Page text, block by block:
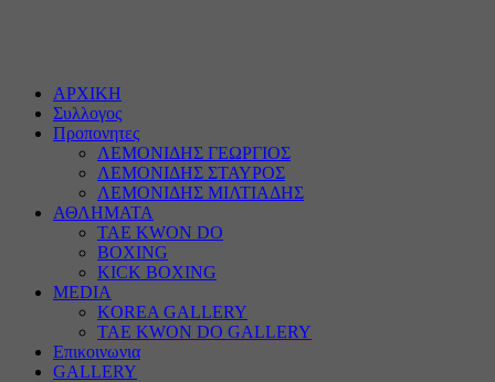
ΑΡΧΙΚΗ
Συλλογος
Προπονητες
ΛΕΜΟΝΙΔΗΣ ΓΕΩΡΓΙΟΣ
ΛΕΜΟΝΙΔΗΣ ΣΤΑΥΡΟΣ
ΛΕΜΟΝΙΔΗΣ ΜΙΛΤΙΑΔΗΣ
ΑΘΛΗΜΑΤΑ
TAE KWON DO
BOXING
KICK BOXING
MEDIA
KOREA GALLERY
TAE KWON DO GALLERY
Επικοινωνια
GALLERY